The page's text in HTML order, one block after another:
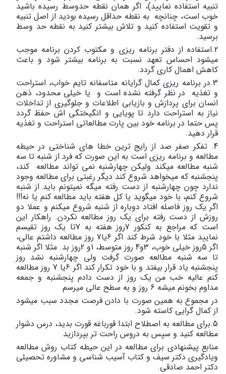
تنبیه استفاده نمایید)، اگر همان نقطه حدوسط رسیده باشید
خوب است، چنانچه به نقطه حداقل رسیده بودید از اصل تنبیه
و تقویت استفاده کنید و تلاش بیشتر کنید به نقطه حد وسط
برسید.
2.استفاده از دفتر برنامه ریزی و مکتوب کردن برنامه موجب
میشود احساس تعهد نسبت به برنامه بیشتر شود و باعث
کاهش اهمال کاری گردد.
3.در برنامه ریزی کمال گرایانه متاسفانه تایم خواب، استراحت
و تغذیه در نظر گرفته نشده است و یا خیلی محدود، ذهن
انسان برای پردازش و بازیابی اطلاعات و جلوگیری از تداخلات
نیاز به استراحت دارد تا پویایی و انگیختگی اش حفظ گردد
پس حتما در برنامه خود بین پارت مطالعاتی استراحت و تغذیه
قرار دهید.
4. تفکر صفر صد از رایج ترین خطا های شناختی در حیطه
مطالعه و برنامه ریزی است به این صورت که فرد از شنبه تا سه
شنبه مطالعه میکند ولیکن چهارشنبه نمی تواند مطالعه کند،
پنجشنبه که میخواهد شروع کند دیگر رغبتی برای مطالعه وجود
ندارد چون چهارشنبه از دست رفته میگه نمیتونم باید از شنبه
شروع کنم، با خود میگوید یا کل هفته باید مطالعه کنم یا نه!!!
اگر یک روز فاصله افتاد دوباره از شنبه شروع میکنم و عملا دو
روزش از دست رفته برای یک روز مطالعه نکردن. راهکار این
است که مراجع به کنکور 7روز هفته به 7تا یک روز تقیسم
نمایید مثلا با خود شرط کند اگر 6یا7 روز مطالعه داشتم عالی،
اگر 5روز خیلی خوب، 3و4 روز متوسط، 1و 2روز بد. مثلا اگر شنبه
تا سه شنبه مطالعه صورت گرفت ولی چهارشنبه نشد روز
پنجشنبه یاد قرار بیفتد و با خود تکرار کند اگر 6یا 7 روز مطالعه
کنم عالیه خب من یک روز از دست دادم پنجشنبه و جمعه
مداوم بخونم میشه 6 روز و به سطح عالی میرسم
در مجموع به همین صورت با دادن فرصت مجدد سبب میشود
از کمال گرایی کاسته شود.
5.برای مطالعه به اصطلاح ابتدا قورباغه قورت بدید، درس دشوار
مطالعه کنید و سپس به دروس راحت تر بپردازید
منابع پیشنهادی برای مطالعه در این حیطه کتاب روش مطالعه
ویادگیری دکتر سیف و کتاب آسیب شناسی و مشاوره تحصیلی
دکتر احمد صادقی.